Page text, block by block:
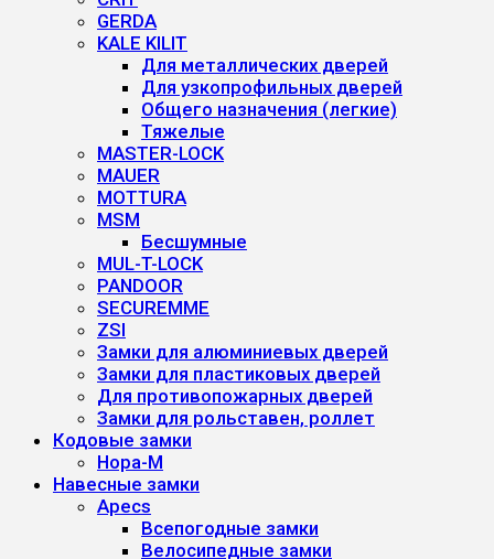
GERDA
KALE KILIT
Для металлических дверей
Для узкопрофильных дверей
Общего назначения (легкие)
Тяжелые
MASTER-LOCK
MAUER
MOTTURA
MSM
Бесшумные
MUL-T-LOCK
PANDOOR
SECUREMME
ZSI
Замки для алюминиевых дверей
Замки для пластиковых дверей
Для противопожарных дверей
Замки для рольставен, роллет
Кодовые замки
Нора-М
Навесные замки
Apecs
Всепогодные замки
Велосипедные замки